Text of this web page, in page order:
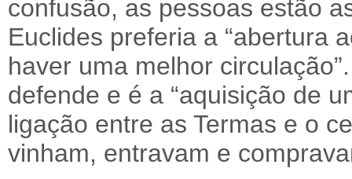
confusão, as pessoas estão
Euclides preferia a “abertura
haver uma melhor
defende e é a “aquisição de
ligação entre as Termas e o
vinham, entravam e